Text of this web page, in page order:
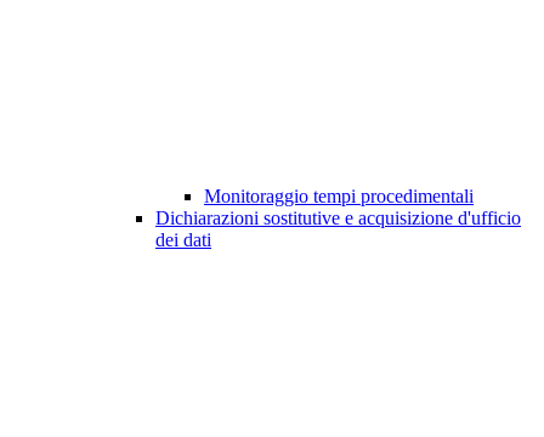
Monitoraggio tempi procedimentali
Dichiarazioni sostitutive e acquisizione d'ufficio
dei dati